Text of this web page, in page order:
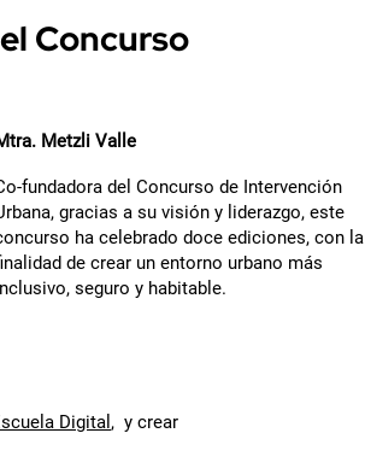
Concurso
Metzli Valle
fundadora del Concurso de Intervención
gracias a su visión y liderazgo, este
ha celebrado doce ediciones, con la
de crear un entorno urbano más
seguro y habitable.
Digital , y crear